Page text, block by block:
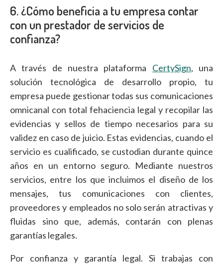
6. ¿Cómo beneficia a tu empresa contar
con un prestador de servicios de
confianza?
A través de nuestra plataforma CertySign, una
solución tecnológica de desarrollo propio, tu
empresa puede gestionar todas sus comunicaciones
omnicanal con total fehaciencia legal y recopilar las
evidencias y sellos de tiempo necesarios para su
validez en caso de juicio. Estas evidencias, cuando el
servicio es cualificado, se custodian durante quince
años en un entorno seguro. Mediante nuestros
servicios, entre los que incluimos el diseño de los
mensajes, tus comunicaciones con clientes,
proveedores y empleados no solo serán atractivas y
fluidas sino que, además, contarán con plenas
garantías legales.
Por confianza y garantía legal. Si trabajas con